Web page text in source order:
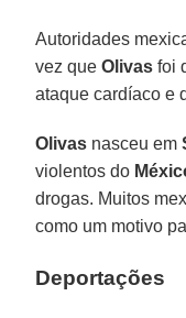
Autoridades
vez queOlivas foi
ataque cardíaco e
Olivas nasceu em
violentos do
drogas. Muitos
como um motivo
Deportações